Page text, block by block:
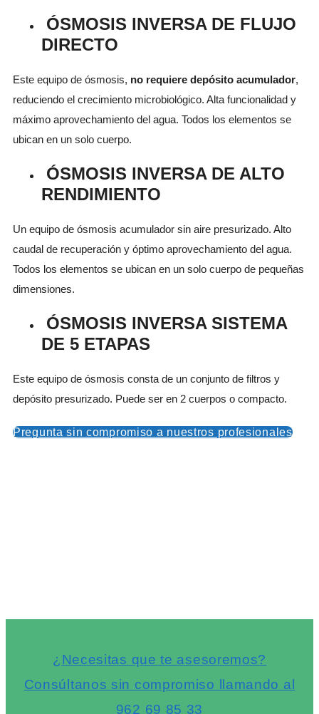
ÓSMOSIS INVERSA DE FLUJO
DIRECTO
Este equipo de ósmosis, no requiere depósito acumulador,
reduciendo el crecimiento microbiológico. Alta funcionalidad y
máximo aprovechamiento del agua. Todos los elementos se
ubican en un solo cuerpo.
ÓSMOSIS INVERSA DE ALTO
RENDIMIENTO
Un equipo de ósmosis acumulador sin aire presurizado. Alto
caudal de recuperación y óptimo aprovechamiento del agua.
Todos los elementos se ubican en un solo cuerpo de pequeñas
dimensiones.
ÓSMOSIS INVERSA SISTEMA
DE 5 ETAPAS
Este equipo de ósmosis consta de un conjunto de filtros y
depósito presurizado. Puede ser en 2 cuerpos o compacto.
Pregunta sin compromiso a nuestros profesionales
¿Necesitas que te asesoremos?
Consúltanos sin compromiso llamando al
962 69 85 33